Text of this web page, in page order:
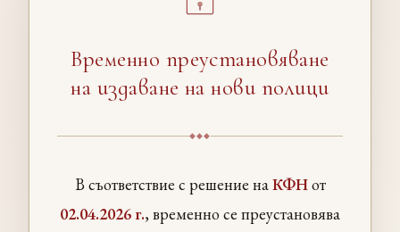
Временно преустановяване
на издаване на нови полици
◆◆◆
В съответствие с решение наКФНот
02.04.2026 г., временно се преустановява